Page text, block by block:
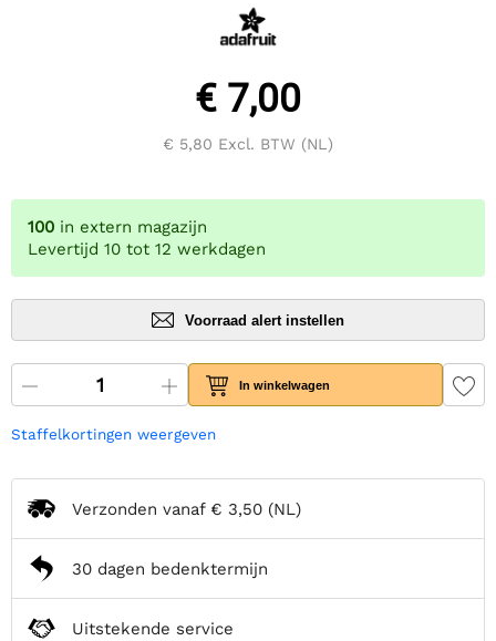
€ 7,00
€ 5,80 Excl. BTW (NL)
100 in extern magazijn
Levertijd 10 tot 12 werkdagen
Voorraad alert instellen
In winkelwagen
Staffelkortingen weergeven
Verzonden vanaf € 3,50 (NL)
30 dagen bedenktermijn
Uitstekende service